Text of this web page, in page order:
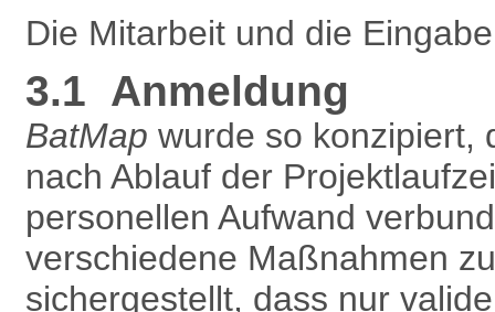
Die Mitarbeit und die
3.1 Anmeldung
BatMap wurde so konzipiert,
nach Ablauf der
personellen Aufwand
verschiedene Maßnahmen
sichergestellt, dass nur